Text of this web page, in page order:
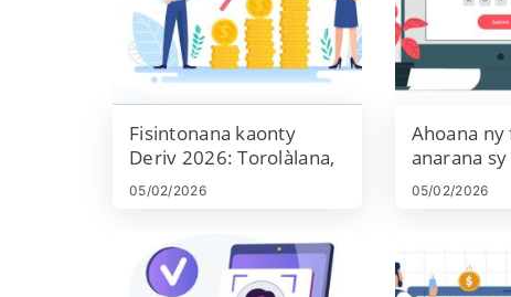
Fisintonana kaonty
Deriv 2026: Torolàlana,
sarany ary fotoana
fanodinana
05/02/2026
Ahoana
anarana sy
amin'ny
05/02/2026